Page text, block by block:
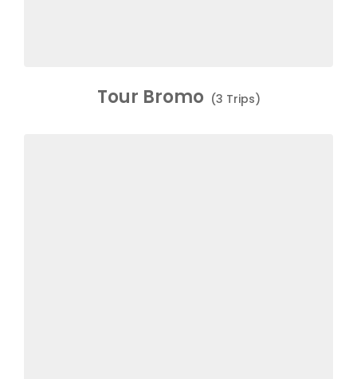
Tour Bromo (3 Trips)